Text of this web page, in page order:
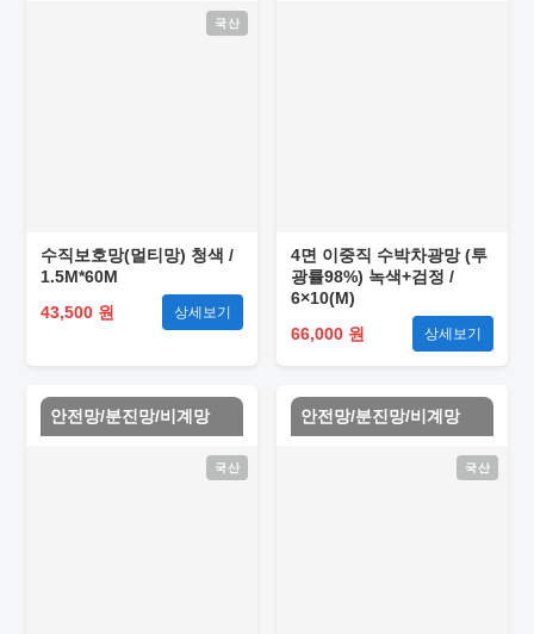
국산
수직보호망(멀티망) 청색 /
1.5M*60M
43,500 원
상세보기
4면 이중직 수박차광망 (투
광률98%) 녹색+검정 /
6×10(M)
66,000 원
상세보기
안전망/분진망/비계망
국산
안전망/분진망/비계망
국산